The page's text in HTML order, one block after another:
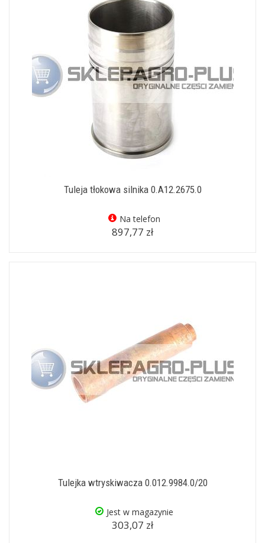
Tuleja tłokowa silnika 0.A12.2675.0
Na telefon
897,77 zł
Tulejka wtryskiwacza 0.012.9984.0/20
Jest w magazynie
303,07 zł